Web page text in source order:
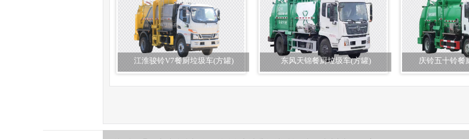
江淮骏铃V7餐厨垃圾车(方罐) 东风天锦餐厨垃圾车(方罐) 庆铃五十铃餐